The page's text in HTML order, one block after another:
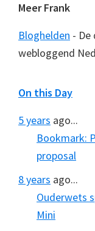
Meer Frank
Bloghelden - De
webloggend
On this Day
5 years ago...
Bookmark:
proposal
8 years ago...
Ouderwets
Mini